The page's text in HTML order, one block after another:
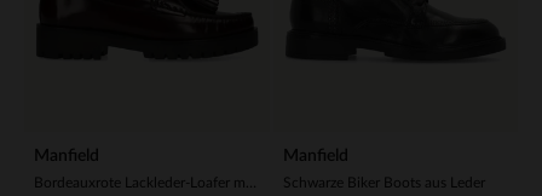
Manfield Manfield
Schwarze Biker Boots aus Leder